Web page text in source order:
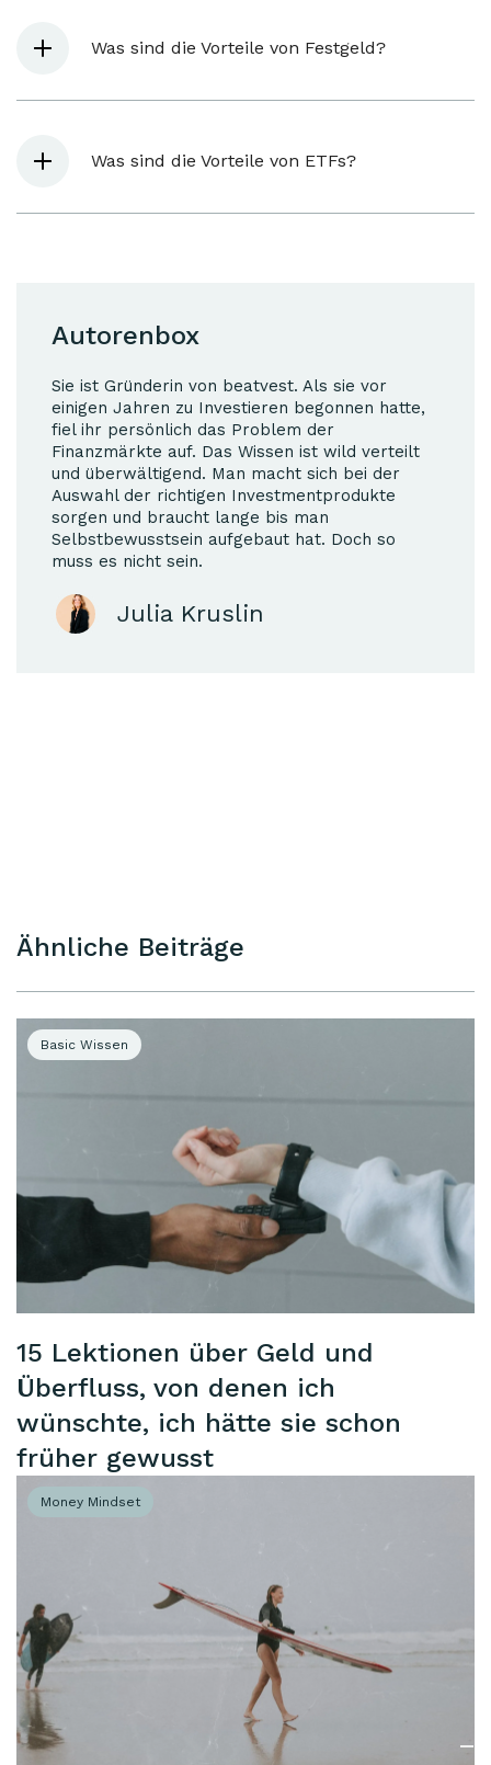
Was sind die Vorteile von Festgeld?
Was sind die Vorteile von ETFs?
Autorenbox
Sie ist Gründerin von beatvest. Als sie vor
einigen Jahren zu Investieren begonnen hatte,
fiel ihr persönlich das Problem der
Finanzmärkte auf. Das Wissen ist wild verteilt
und überwältigend. Man macht sich bei der
Auswahl der richtigen Investmentprodukte
sorgen und braucht lange bis man
Selbstbewusstsein aufgebaut hat. Doch so
muss es nicht sein.
Julia Kruslin
Ähnliche Beiträge
Basic Wissen
15 Lektionen über Geld und
Überfluss, von denen ich
wünschte, ich hätte sie schon
früher gewusst
Money Mindset